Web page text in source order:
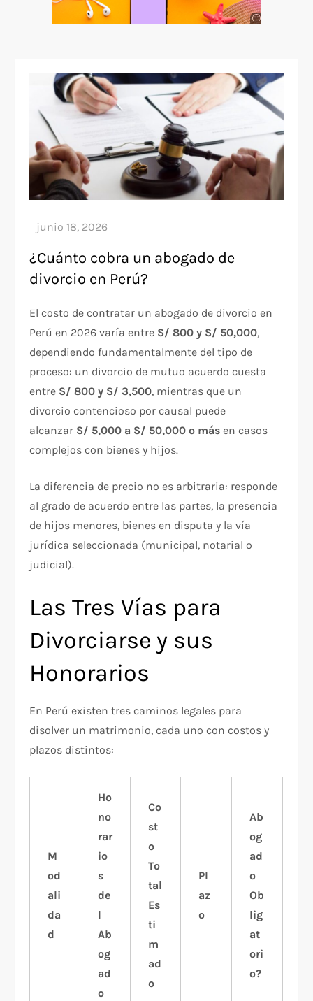
¿Cuánto cobra un abogado de
divorcio en Perú?
El costo de contratar un abogado de divorcio en
Perú en 2026 varía entre S/ 800 y S/ 50,000,
dependiendo fundamentalmente del tipo de
proceso: un divorcio de mutuo acuerdo cuesta
entre S/ 800 y S/ 3,500, mientras que un
divorcio contencioso por causal puede
alcanzar S/ 5,000 a S/ 50,000 o más en casos
complejos con bienes y hijos.
La diferencia de precio no es arbitraria: responde
al grado de acuerdo entre las partes, la presencia
de hijos menores, bienes en disputa y la vía
jurídica seleccionada (municipal, notarial o
judicial).
Las Tres Vías para
Divorciarse y sus
Honorarios
En Perú existen tres caminos legales para
disolver un matrimonio, cada uno con costos y
plazos distintos:
M
od
ali
da
d
Ho
no
rar
io
s
de
l
Ab
og
ad
o
Co
st
o
To
tal
Es
ti
m
ad
o
Pl
az
o
Ab
og
ad
o
Ob
lig
at
ori
o?